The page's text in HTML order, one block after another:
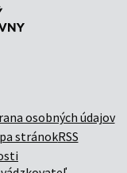
osobných údajov
stránokRSS